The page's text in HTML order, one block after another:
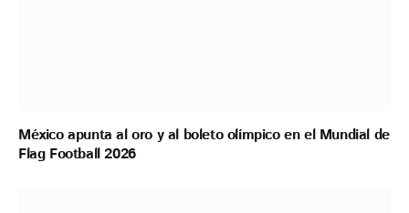
México apunta al oro y al boleto olímpico en el Mundial de
Flag Football 2026